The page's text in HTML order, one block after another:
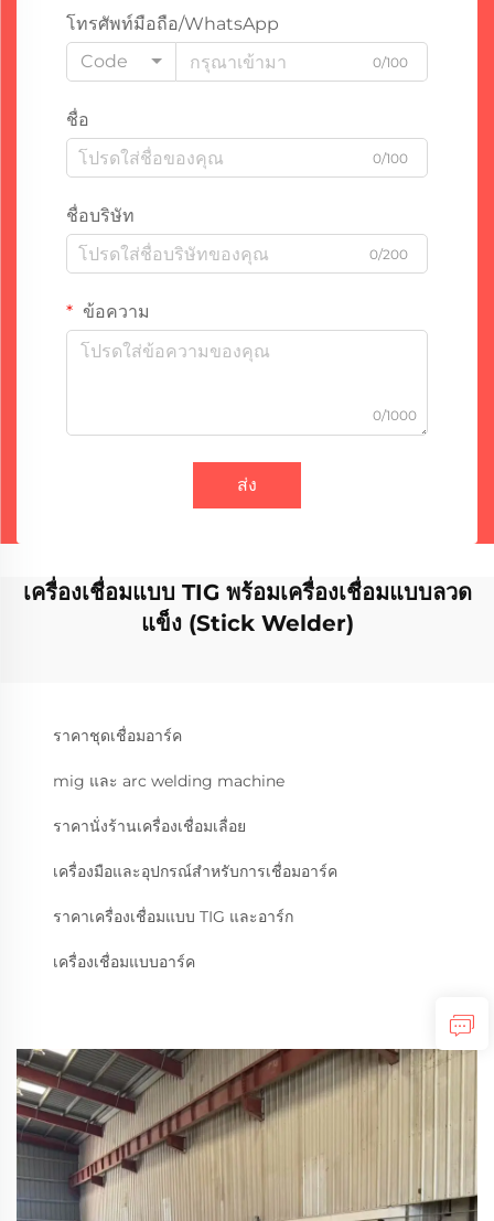
โทรศัพท์มือถือ/WhatsApp
Code
0/100
ชื่อ
0/100
ชื่อบริษัท
0/200
ข้อความ
0/1000
ส่ง
เครื่องเชื่อมแบบ TIG พร้อมเครื่องเชื่อมแบบลวด
แข็ง (Stick Welder)
ราคาชุดเชื่อมอาร์ค
mig และ arc welding machine
ราคานั่งร้านเครื่องเชื่อมเลื่อย
เครื่องมือและอุปกรณ์สำหรับการเชื่อมอาร์ค
ราคาเครื่องเชื่อมแบบ TIG และอาร์ก
เครื่องเชื่อมแบบอาร์ค